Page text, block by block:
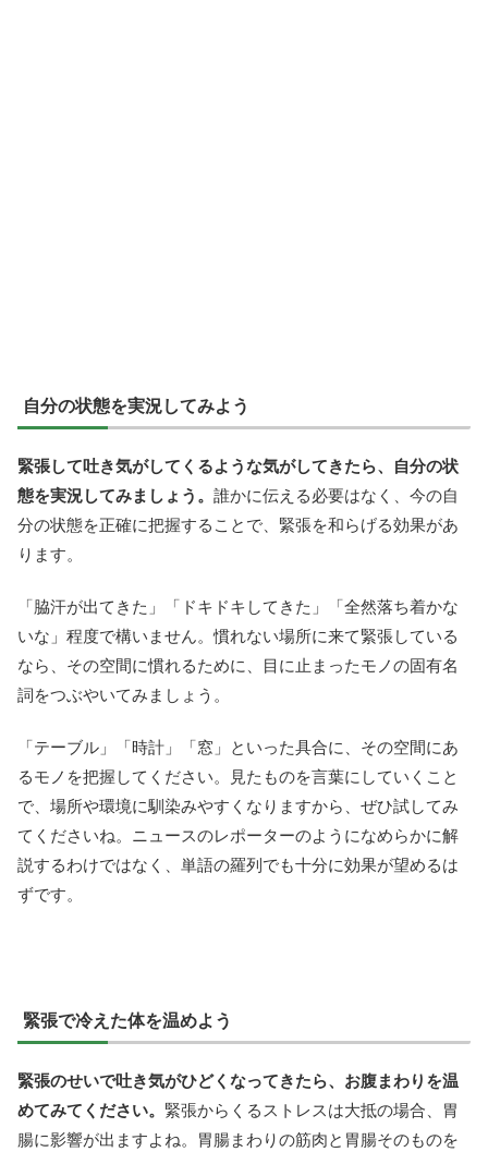
自分の状態を実況してみよう
緊張して吐き気がしてくるような気がしてきたら、自分の状
態を実況してみましょう。 誰かに伝える必要はなく、今の自
分の状態を正確に把握することで、緊張を和らげる効果があ
ります。
「脇汗が出てきた」「ドキドキしてきた」「全然落ち着かな
いな」程度で構いません。慣れない場所に来て緊張している
なら、その空間に慣れるために、目に止まったモノの固有名
詞をつぶやいてみましょう。
「テーブル」「時計」「窓」といった具合に、その空間にあ
るモノを把握してください。見たものを言葉にしていくこと
で、場所や環境に馴染みやすくなりますから、ぜひ試してみ
てくださいね。ニュースのレポーターのようになめらかに解
説するわけではなく、単語の羅列でも十分に効果が望めるは
ずです。
緊張で冷えた体を温めよう
緊張のせいで吐き気がひどくなってきたら、お腹まわりを温
めてみてください。 緊張からくるストレスは大抵の場合、胃
腸に影響が出ますよね。胃腸まわりの筋肉と胃腸そのものを